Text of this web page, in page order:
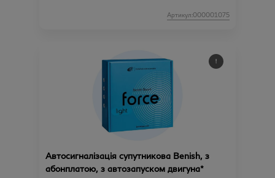
Артикул:000001075
Автосигналізація супутникова Benish, з
абонплатою, з автозапуском двигуна*